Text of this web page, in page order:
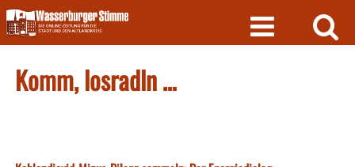
Skip
to
content
Komm, losradln …